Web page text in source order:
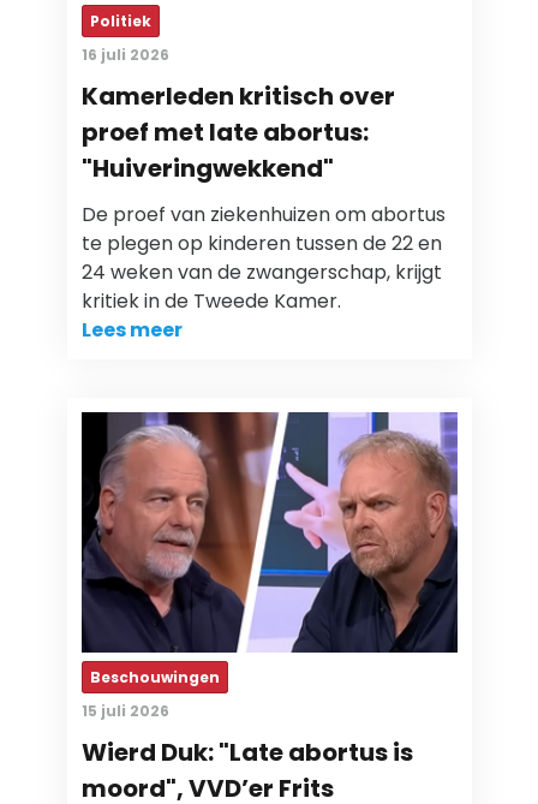
Politiek
16 juli 2026
Kamerleden kritisch over
proef met late abortus:
"Huiveringwekkend"
De proef van ziekenhuizen om abortus
te plegen op kinderen tussen de 22 en
24 weken van de zwangerschap, krijgt
kritiek in de Tweede Kamer.
Lees meer
Beschouwingen
15 juli 2026
Wierd Duk: "Late abortus is
moord", VVD’er Frits